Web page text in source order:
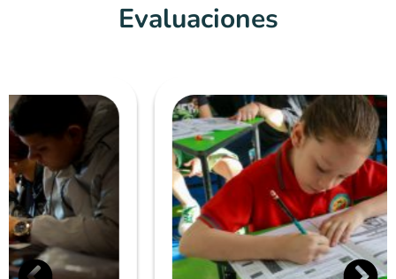
Evaluaciones